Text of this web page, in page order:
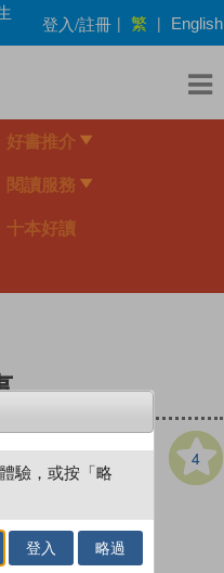
登入/註冊 | 繁 | English
好書推介
閱讀服務
十本好讀
4
驗，或按「略
登入 略過